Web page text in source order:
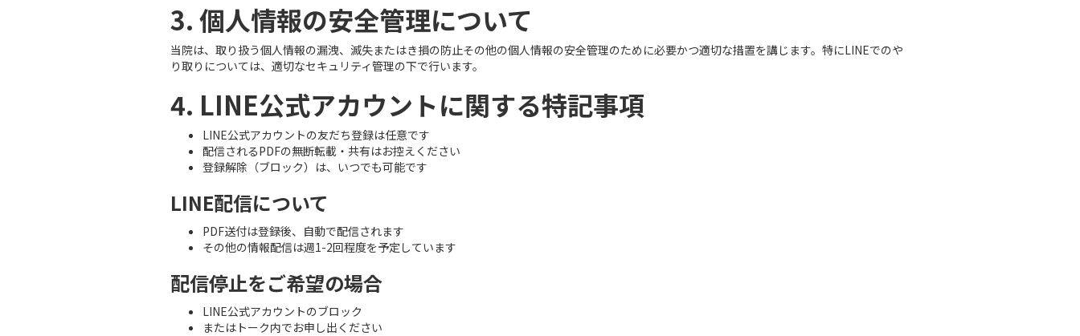
3. 個人情報の安全管理について
当院は、取り扱う個人情報の漏洩、滅失またはき損の防止その他の個人情報の安全管理のために必要かつ適切な措置を講じます。特にLINEでのや
り取りについては、適切なセキュリティ管理の下で行います。
4. LINE公式アカウントに関する特記事項
LINE公式アカウントの友だち登録は任意です
配信されるPDFの無断転載・共有はお控えください
登録解除（ブロック）は、いつでも可能です
LINE配信について
PDF送付は登録後、自動で配信されます
その他の情報配信は週1-2回程度を予定しています
配信停止をご希望の場合
LINE公式アカウントのブロック
またはトーク内でお申し出ください